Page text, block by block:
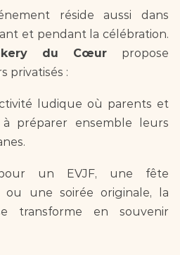
réside aussi dans
et pendant la célébration.
du Cœur propose
privatisés :
ludique où parents et
préparer ensemble leurs
un EVJF, une fête
ou une soirée originale, la
transforme en souvenir